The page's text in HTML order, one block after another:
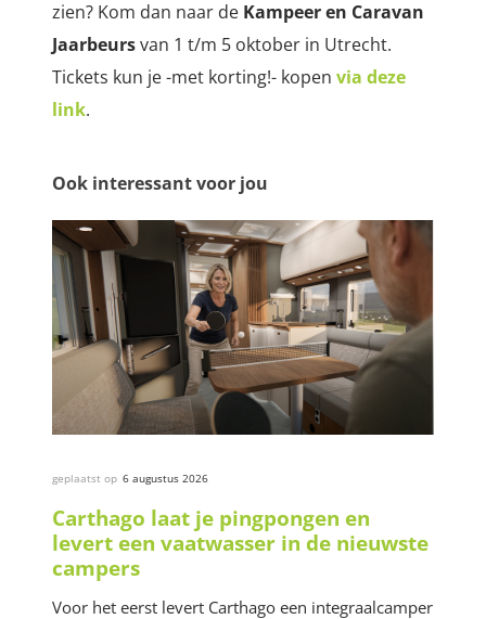
zien? Kom dan naar de Kampeer en Caravan
Jaarbeursvan 1 t/m 5 oktober in Utrecht.
Tickets kun je -met korting!- kopen via deze
link.
Ook interessant voor jou
geplaatst op 6 augustus 2026
Carthago laat je pingpongen en
levert een vaatwasser in de nieuwste
campers
Voor het eerst levert Carthago een integraalcamper